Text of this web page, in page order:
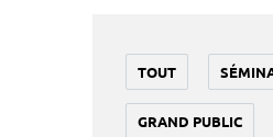
TOUT
GRAND PUBLIC